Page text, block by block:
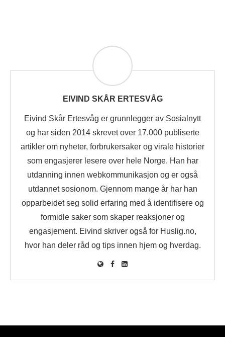
EIVIND SKÅR ERTESVÅG
Eivind Skår Ertesvåg er grunnlegger av Sosialnytt
og har siden 2014 skrevet over 17.000 publiserte
artikler om nyheter, forbrukersaker og virale historier
som engasjerer lesere over hele Norge. Han har
utdanning innen webkommunikasjon og er også
utdannet sosionom. Gjennom mange år har han
opparbeidet seg solid erfaring med å identifisere og
formidle saker som skaper reaksjoner og
engasjement. Eivind skriver også for Huslig.no,
hvor han deler råd og tips innen hjem og hverdag.